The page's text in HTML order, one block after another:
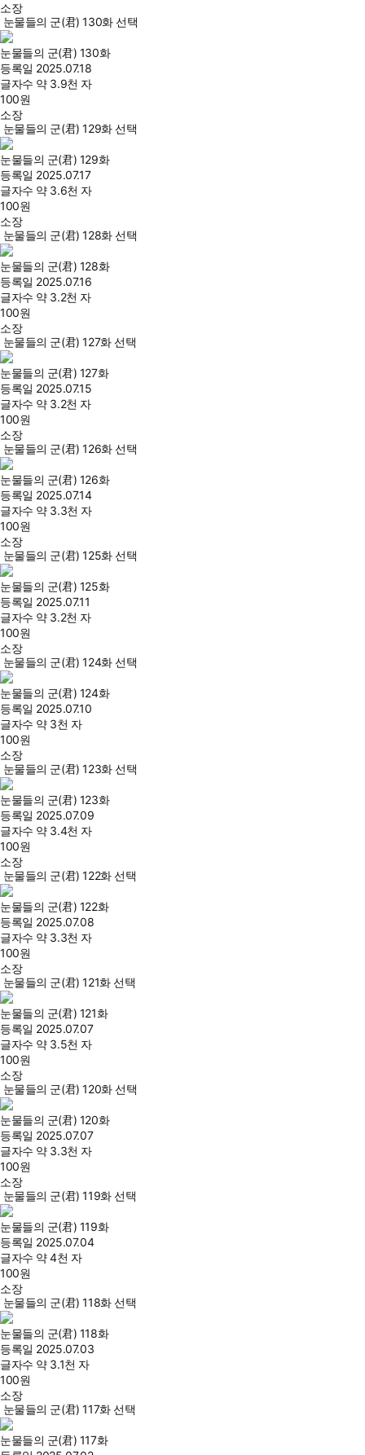
소장
눈물들의 군(君) 130화 선택
눈물들의 군(君) 130화
등록일 2025.07.18
글자수 약 3.9천 자
100원
소장
눈물들의 군(君) 129화 선택
눈물들의 군(君) 129화
등록일 2025.07.17
글자수 약 3.6천 자
100원
소장
눈물들의 군(君) 128화 선택
눈물들의 군(君) 128화
등록일 2025.07.16
글자수 약 3.2천 자
100원
소장
눈물들의 군(君) 127화 선택
눈물들의 군(君) 127화
등록일 2025.07.15
글자수 약 3.2천 자
100원
소장
눈물들의 군(君) 126화 선택
눈물들의 군(君) 126화
등록일 2025.07.14
글자수 약 3.3천 자
100원
소장
눈물들의 군(君) 125화 선택
눈물들의 군(君) 125화
등록일 2025.07.11
글자수 약 3.2천 자
100원
소장
눈물들의 군(君) 124화 선택
눈물들의 군(君) 124화
등록일 2025.07.10
글자수 약 3천 자
100원
소장
눈물들의 군(君) 123화 선택
눈물들의 군(君) 123화
등록일 2025.07.09
글자수 약 3.4천 자
100원
소장
눈물들의 군(君) 122화 선택
눈물들의 군(君) 122화
등록일 2025.07.08
글자수 약 3.3천 자
100원
소장
눈물들의 군(君) 121화 선택
눈물들의 군(君) 121화
등록일 2025.07.07
글자수 약 3.5천 자
100원
소장
눈물들의 군(君) 120화 선택
눈물들의 군(君) 120화
등록일 2025.07.07
글자수 약 3.3천 자
100원
소장
눈물들의 군(君) 119화 선택
눈물들의 군(君) 119화
등록일 2025.07.04
글자수 약 4천 자
100원
소장
눈물들의 군(君) 118화 선택
눈물들의 군(君) 118화
등록일 2025.07.03
글자수 약 3.1천 자
100원
소장
눈물들의 군(君) 117화 선택
눈물들의 군(君) 117화